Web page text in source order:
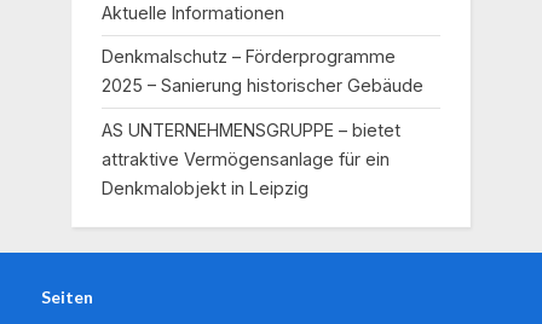
Aktuelle Informationen
Denkmalschutz – Förderprogramme
2025 – Sanierung historischer Gebäude
AS UNTERNEHMENSGRUPPE – bietet
attraktive Vermögensanlage für ein
Denkmalobjekt in Leipzig
Seiten